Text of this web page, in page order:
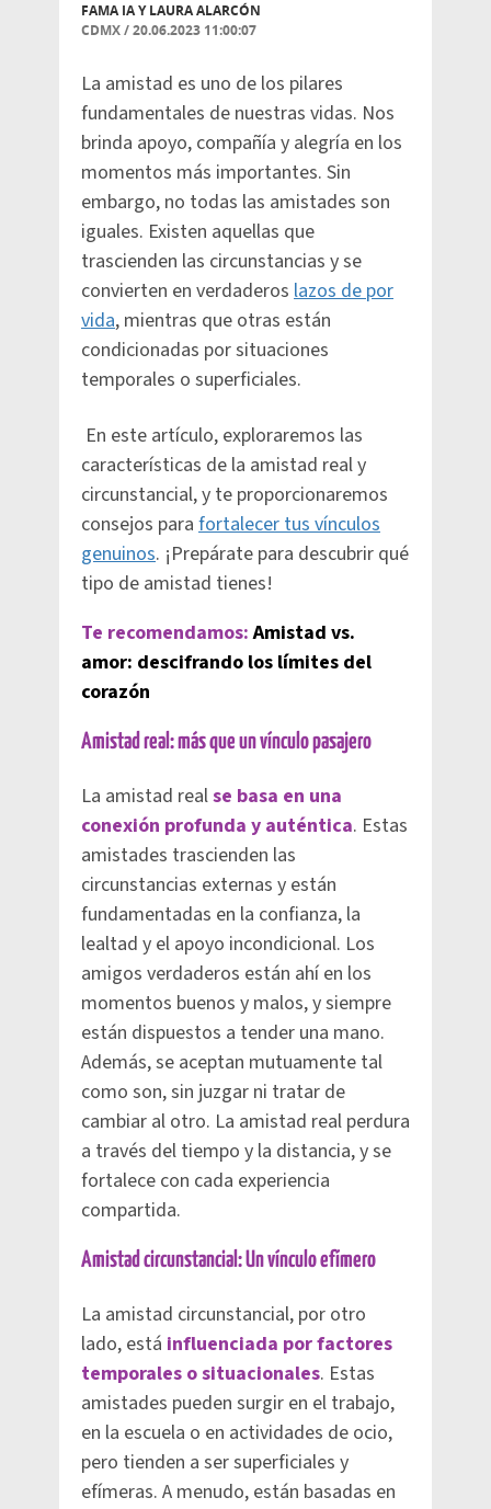
FAMA IA YLAURA ALARCÓN
CDMX/20.06.2023 11:00:07
La amistad es uno de los pilares
fundamentales de nuestras vidas. Nos
brinda apoyo, compañía y alegría en los
momentos más importantes. Sin
embargo, no todas las amistades son
iguales. Existen aquellas que
trascienden las circunstancias y se
convierten en verdaderos lazos de por
vida, mientras que otras están
condicionadas por situaciones
temporales o superficiales.
En este artículo, exploraremos las
características de la amistad real y
circunstancial, y te proporcionaremos
consejos para fortalecer tus vínculos
genuinos. ¡Prepárate para descubrir qué
tipo de amistad tienes!
Te recomendamos: Amistad vs.
amor: descifrando los límites del
corazón
Amistad real: más que un vínculo pasajero
La amistad realse basa en una
conexión profunda y auténtica. Estas
amistades trascienden las
circunstancias externas y están
fundamentadas en la confianza, la
lealtad y el apoyo incondicional. Los
amigos verdaderos están ahí en los
momentos buenos y malos, y siempre
están dispuestos a tender una mano.
Además, se aceptan mutuamente tal
como son, sin juzgar ni tratar de
cambiar al otro. La amistad real perdura
a través del tiempo y la distancia, y se
fortalece con cada experiencia
compartida.
Amistad circunstancial: Un vínculo efímero
La amistad circunstancial, por otro
lado, está influenciada por factores
temporales o situacionales. Estas
amistades pueden surgir en el trabajo,
en la escuela o en actividades de ocio,
pero tienden a ser superficiales y
efímeras. A menudo, están basadas en